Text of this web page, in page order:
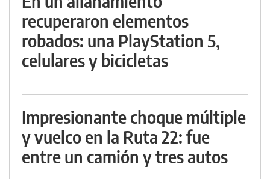
recuperaron elementos
robados: una PlayStation 5,
celulares y bicicletas
Impresionante choque múltiple
y vuelco en la Ruta 22: fue
entre un camión y tres autos